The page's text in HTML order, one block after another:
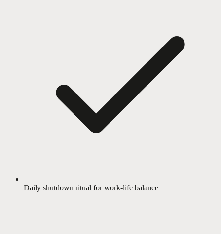
Daily shutdown ritual for work-life balance